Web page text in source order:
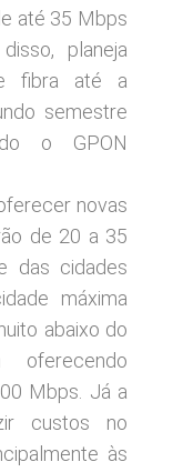
até 35 Mbps
planeja
fibra até a
semestre
o GPON
novas
de 20 a 35
das cidades
máxima
abaixo do
Mbps. Já a
custos no
às